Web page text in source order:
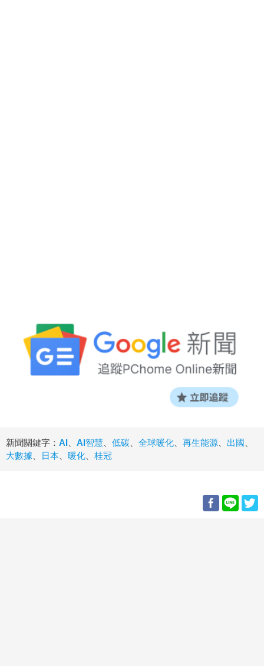
新聞關鍵字： AI、 AI智慧、 低碳、 全球暖化、 再生能源、 出國、
大數據、 日本、 暖化、 桂冠